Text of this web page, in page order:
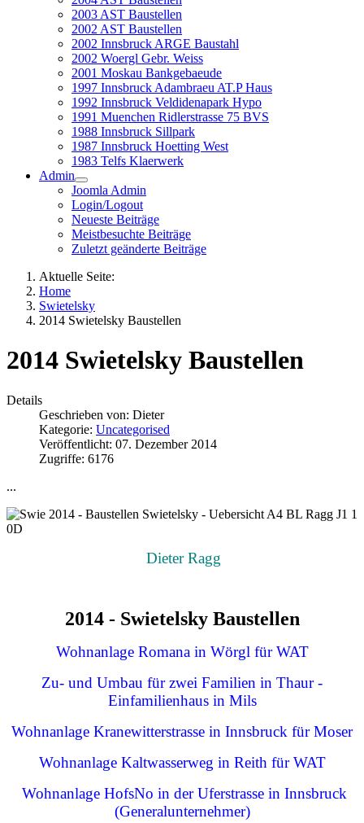
2003 AST Baustellen
2002 AST Baustellen
2002 Innsbruck ARGE Baustahl
2002 Woergl Gebr. Weiss
2001 Moskau Bankgebaeude
1997 Innsbruck Adambraeu AT.P Haus
1992 Innsbruck Veldidenapark Hypo
1991 Muenchen Ridlerstrasse 75 BVS
1988 Innsbruck Sillpark
1987 Innsbruck Hoetting West
1983 Telfs Klaerwerk
Admin
Joomla Admin
Login/Logout
Neueste Beiträge
Meistbesuchte Beiträge
Zuletzt geänderte Beiträge
Aktuelle Seite:
Home
Swietelsky
2014 Swietelsky Baustellen
2014 Swietelsky Baustellen
Details
Geschrieben von: Dieter
Kategorie: Uncategorised
Veröffentlicht: 07. Dezember 2014
Zugriffe: 6176
...
Dieter Ragg
2014 - Swietelsky Baustellen
Wohnanlage Romana in Wörgl für WAT
Zu- und Umbau für zwei Familien in Thaur -
Einfamilienhaus in Mils
Wohnanlage Kranewitterstrasse in Innsbruck für Moser
Wohnanlage Kaltwasserweg in Reith für WAT
Wohnanlage HofsNo in der Uferstrasse in Innsbruck
(Generalunternehmer)